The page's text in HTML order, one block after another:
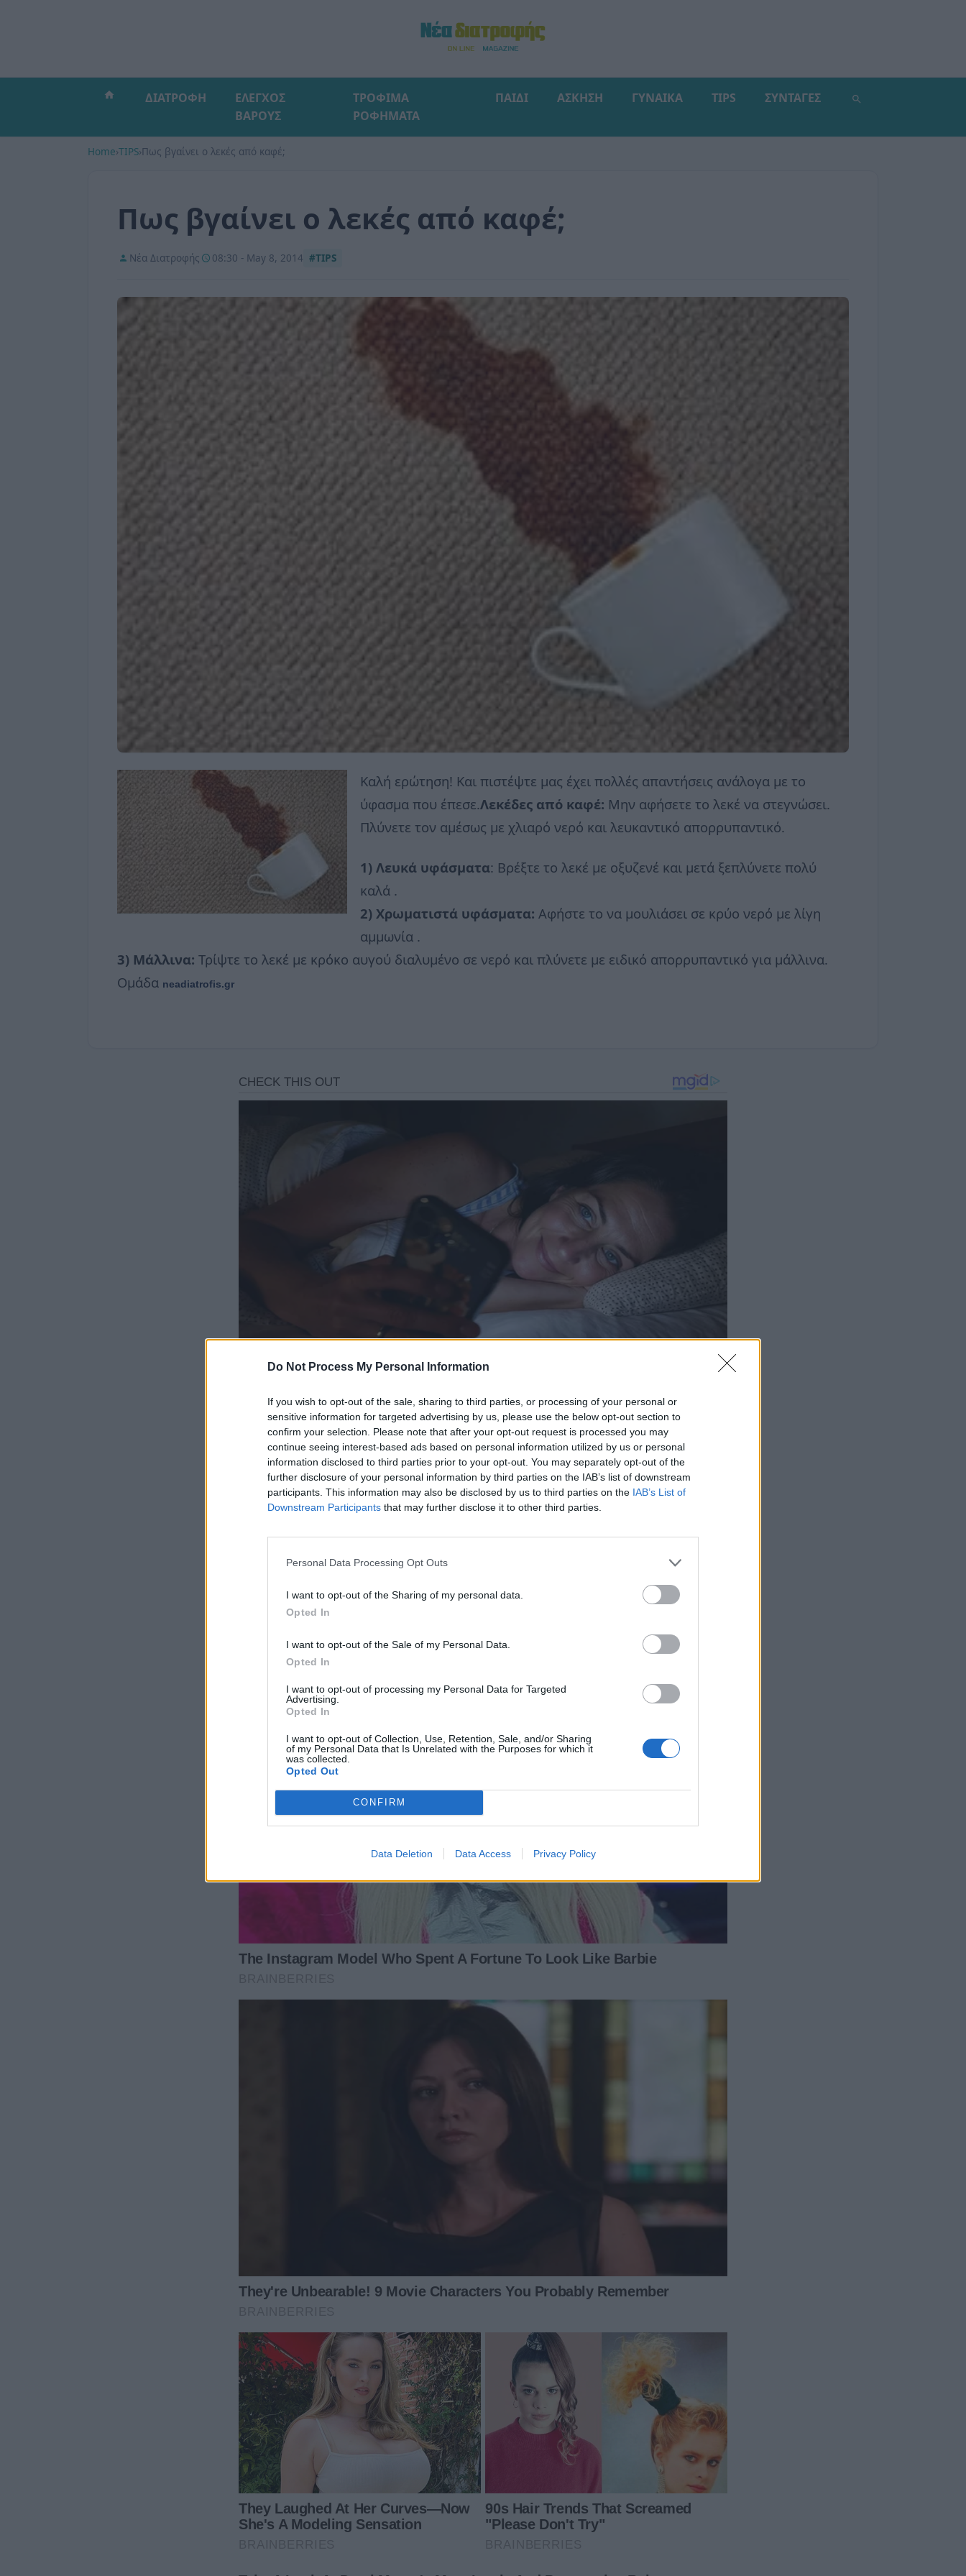
Do Not Process My Personal Information
If you wish to opt-out of the sale, sharing to third parties, or processing of your personal or
sensitive information for targeted advertising by us, please use the below opt-out section to
confirm your selection. Please note that after your opt-out request is processed you may
continue seeing interest-based ads based on personal information utilized by us or personal
information disclosed to third parties prior to your opt-out. You may separately opt-out of the
further disclosure of your personal information by third parties on the IAB’s list of downstream
participants. This information may also be disclosed by us to third parties on the IAB’s List of
Downstream Participants that may further disclose it to other third parties.
Personal Data Processing Opt Outs
I want to opt-out of the Sharing of my personal data.
Opted In
I want to opt-out of the Sale of my Personal Data.
Opted In
I want to opt-out of processing my Personal Data for Targeted
Advertising.
Opted In
I want to opt-out of Collection, Use, Retention, Sale, and/or Sharing
of my Personal Data that Is Unrelated with the Purposes for which it
was collected.
Opted Out
CONFIRM
Data Deletion Data Access Privacy Policy
ΔΙΑΤΡΟΦΗ
ΕΛΕΓΧΟΣ
ΒΑΡΟΥΣ
ΤΡΟΦΙΜΑ
ΡΟΦΗΜΑΤΑ
ΠΑΙΔΙ ΑΣΚΗΣΗ ΓΥΝΑΙΚΑ TIPS ΣΥΝΤΑΓΕΣ
Home›TIPS›Πως βγαίνει ο λεκές από καφέ;
Πως βγαίνει ο λεκές από καφέ;
Νέα Διατροφής 08:30 - May 8, 2014 #TIPS
Καλή ερώτηση! Και πιστέψτε μας έχει πολλές απαντήσεις ανάλογα με το
ύφασμα που έπεσε.Λεκέδες από καφέ: Μην αφήσετε το λεκέ να στεγνώσει.
Πλύνετε τον αμέσως με χλιαρό νερό και λευκαντικό απορρυπαντικό.
1) Λευκά υφάσματα: Βρέξτε το λεκέ με οξυζενέ και μετά ξεπλύνετε πολύ
καλά .
2) Χρωματιστά υφάσματα:Αφήστε το να μουλιάσει σε κρύο νερό με λίγη
αμμωνία .
3) Μάλλινα: Τρίψτε το λεκέ με κρόκο αυγού διαλυμένο σε νερό και πλύνετε με ειδικό απορρυπαντικό για μάλλινα.
Ομάδα neadiatrofis.gr